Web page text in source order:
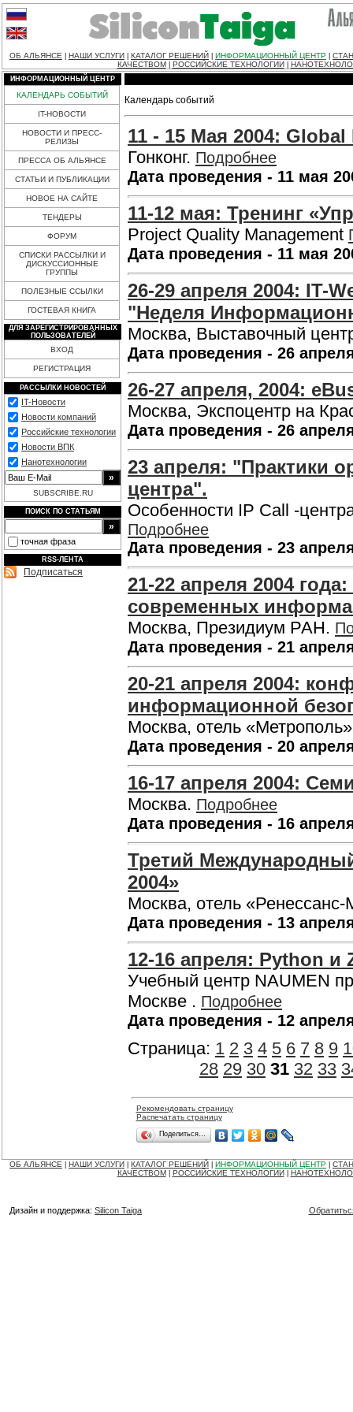
ОБ АЛЬЯНСЕ НАШИ УСЛУГИ КАТАЛОГ РЕШЕНИЙ ИНФОРМАЦИОННЫЙ ЦЕНТР
КАЧЕСТВОМ
РОССИЙСКИЕ ТЕХНОЛОГИИ
ИНФОРМАЦИОННЫЙ ЦЕНТР
КАЛЕНДАРЬ СОБЫТИЙ
IT-НОВОСТИ
НОВОСТИ И ПРЕСС-
РЕЛИЗЫ
ПРЕССА ОБ АЛЬЯНСЕ
СТАТЬИ И ПУБЛИКАЦИИ
НОВОЕ НА САЙТЕ
ТЕНДЕРЫ
ФОРУМ
СПИСКИ РАССЫЛКИ И
ДИСКУССИОННЫЕ
ГРУППЫ
ПОЛЕЗНЫЕ ССЫЛКИ
ГОСТЕВАЯ КНИГА
ДЛЯ ЗАРЕГИСТРИРОВАННЫХ
ПОЛЬЗОВАТЕЛЕЙ
ВХОД
РЕГИСТРАЦИЯ
РАССЫЛКИ НОВОСТЕЙ
IT-Новости
Новости компаний
Российские технологии
Новости ВПК
Нанотехнологии
SUBSCRIBE.RU
ПОИСК ПО СТАТЬЯМ
точная фраза
RSS-ЛЕНТА
Подписаться
Календарь событий
11 - 15 Maя 2004:
Гонконг. Подробнее
Дата проведения - 11 мая
11-12 мая: Тренинг
Project Quality Management
Дата проведения - 11 мая
26-29 апреля 2004: IT-
"Неделя
Москва, Выставочный
Дата проведения - 26
26-27 апреля, 2004:
Москва, Экспоцентр на
Дата проведения - 26
23 апреля: "Практики
центра".
Особенности IP Call -
Подробнее
Дата проведения - 23
21-22 апреля 2004
современных
Москва, Президиум РАН.
Дата проведения - 21
20-21 апреля 2004:
информационной
Москва, отель
Дата проведения - 20
16-17 апреля 2004:
Москва. Подробнее
Дата проведения - 16
Третий
2004»
Москва, отель
Дата проведения - 13
12-16 апреля: Python
Учебный центр NAUMEN
Москве . Подробнее
Дата проведения - 12
Страница: 1 2 3 4 5 6 7 8 9
28 29 30 31 32 33
Рекомендовать страницу
Распечатать страницу
Поделиться…
ОБ АЛЬЯНСЕ НАШИ УСЛУГИ КАТАЛОГ РЕШЕНИЙ ИНФОРМАЦИОННЫЙ ЦЕНТР
КАЧЕСТВОМ
РОССИЙСКИЕ ТЕХНОЛОГИИ
Дизайн и поддержка: Silicon Taiga